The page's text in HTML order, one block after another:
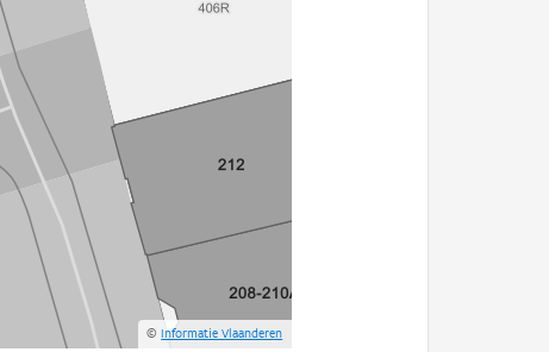
©Informatie Vlaanderen